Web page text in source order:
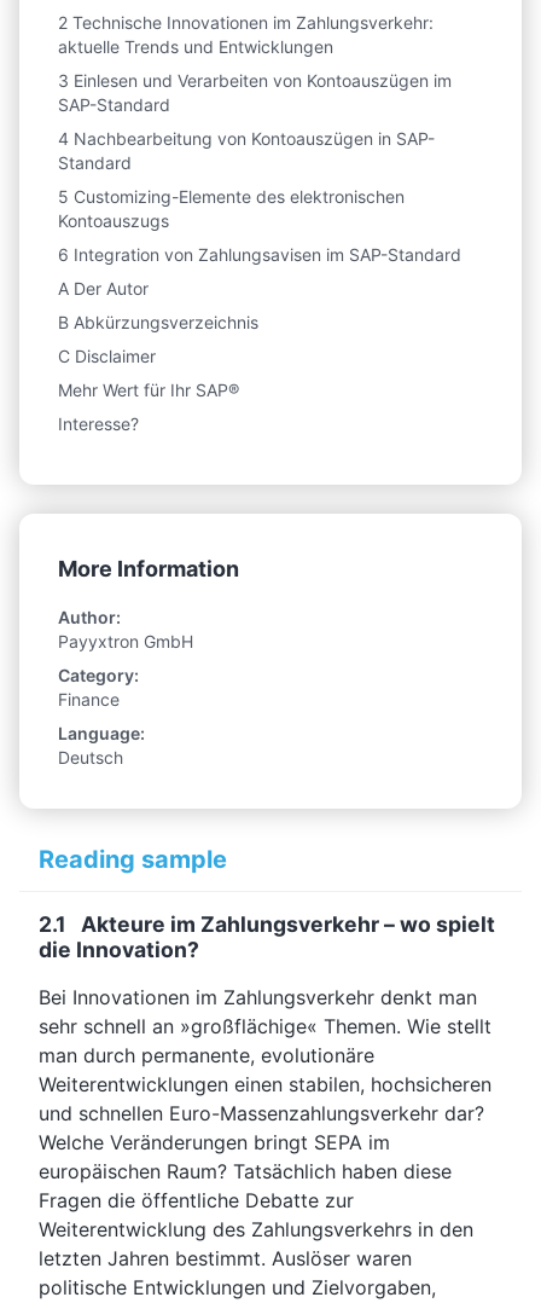
2 Technische Innovationen im Zahlungsverkehr:
aktuelle Trends und Entwicklungen
3 Einlesen und Verarbeiten von Kontoauszügen im
SAP-Standard
4 Nachbearbeitung von Kontoauszügen in SAP-
Standard
5 Customizing-Elemente des elektronischen
Kontoauszugs
6 Integration von Zahlungsavisen im SAP-Standard
A Der Autor
B Abkürzungsverzeichnis
C Disclaimer
Mehr Wert für Ihr SAP®
Interesse?
More Information
Author:
Payyxtron GmbH
Category:
Finance
Language:
Deutsch
Reading sample
2.1 Akteure im Zahlungsverkehr – wo spielt
die Innovation?
Bei Innovationen im Zahlungsverkehr denkt man
sehr schnell an »großflächige« Themen. Wie stellt
man durch permanente, evolutionäre
Weiterentwicklungen einen stabilen, hochsicheren
und schnellen Euro-Massenzahlungsverkehr dar?
Welche Veränderungen bringt SEPA im
europäischen Raum? Tatsächlich haben diese
Fragen die öffentliche Debatte zur
Weiterentwicklung des Zahlungsverkehrs in den
letzten Jahren bestimmt. Auslöser waren
politische Entwicklungen und Zielvorgaben,